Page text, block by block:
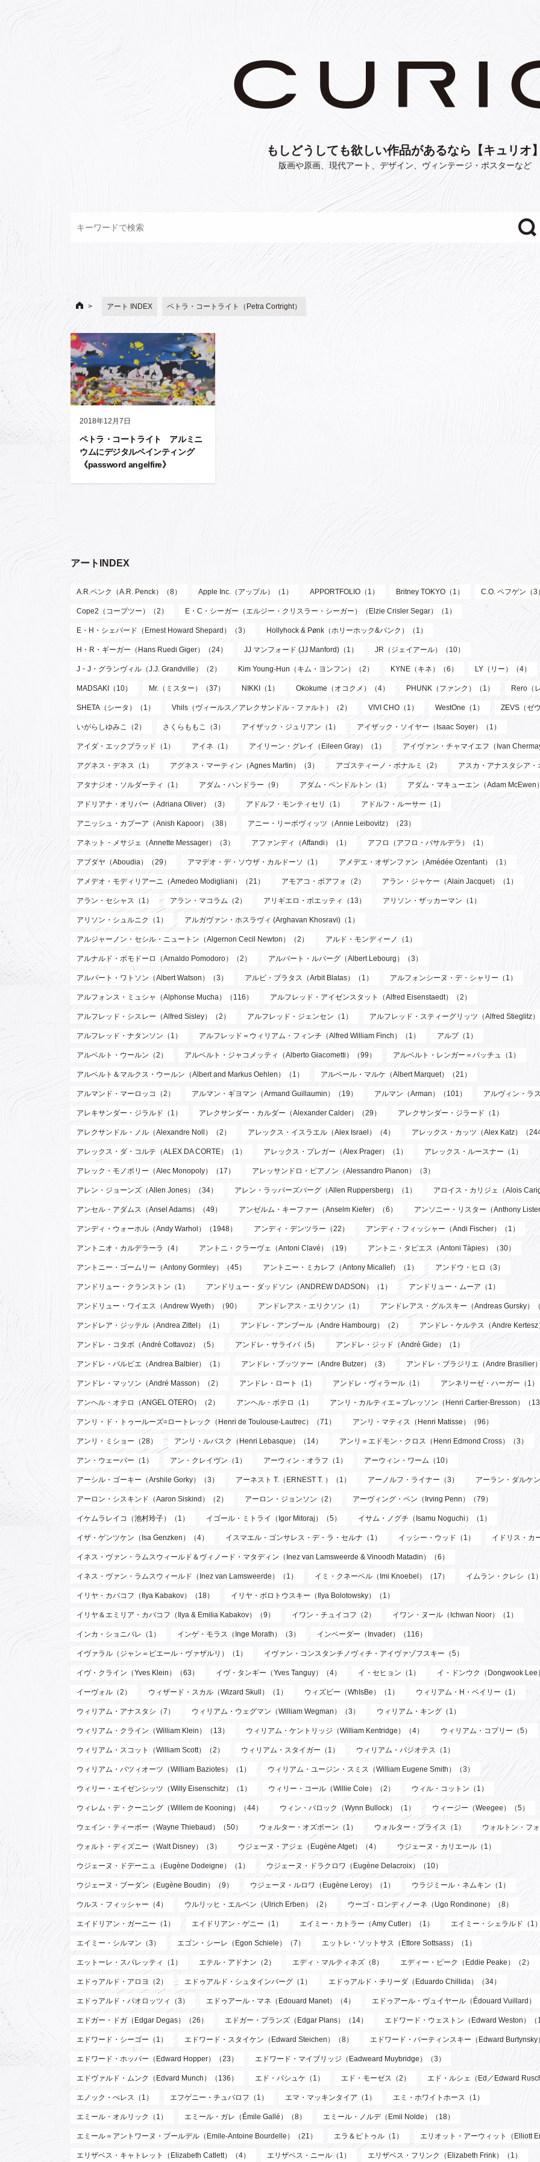
もしどうしても欲しい作品があるなら【キュリオ
版画や原画、現代アート、デザイン、ヴィンテージ・ポスターなど
アート INDEX ペトラ・コートライト（Petra Cortright）
2018年12月7日
ペトラ・コートライト アルミニ
ウムにデジタルペインティング
《password angelfire》
アートINDEX
A.R.ペンク（A.R. Penck）（8） Apple Inc.（アップル）（1） APPORTFOLIO（1） Britney TOKYO（1） C.O. ペフゲン（3
Cope2（コープツー）（2） E・C・シーガー（エルジー・クリスラー・シーガー）（Elzie Crisler Segar）（1）
E・H・シェパード（Ernest Howard Shepard）（3） Hollyhock & Pønk（ホリーホック&パンク）（1）
H・R・ギーガー（Hans Ruedi Giger）（24） JJ マンフォード (JJ Manford)（1） JR（ジェイアール）（10）
J・J・グランヴィル（J.J. Grandville）（2） Kim Young-Hun（キム・ヨンフン）（2） KYNE（キネ）（6） LY（リー）（4）
MADSAKI（10） Mr.（ミスター）（37） NIKKI（1） Okokume（オコクメ）（4） PHUNK（ファンク）（1） Rero（
SHETA（シータ）（1） Vhils（ヴィールス／アレクサンドル・ファルト）（2） VIVI CHO（1） WestOne（1） ZEVS（ゼ
いがらしゆみこ（2） さくらももこ（3） アイザック・ジュリアン（1） アイザック・ソイヤー（Isaac Soyer）（1）
アイダ・エックブラッド（1） アイネ（1） アイリーン・グレイ（Eileen Gray）（1） アイヴァン・チャマイエフ（Ivan
アグネス・デネス（1） アグネス・マーティン（Agnes Martin）（3） アゴスティーノ・ボナルミ（2） アスカ・アナスタシア
アタナジオ・ソルダーティ（1） アダム・ハンドラー（9） アダム・ペンドルトン（1） アダム・マキューエン（Adam McEwen
アドリアナ・オリバー（Adriana Oliver）（3） アドルフ・モンティセリ（1） アドルフ・ルーサー（1）
アニッシュ・カプーア（Anish Kapoor）（38） アニー・リーボヴィッツ（Annie Leibovitz）（23）
アネット・メサジェ（Annette Messager）（3） アファンディ（Affandi）（1） アフロ（アフロ・バサルデラ）（1）
アブダヤ（Aboudia）（29） アマデオ・デ・ソウザ・カルドーソ（1） アメデエ・オザンファン（Amédée Ozenfant）（1）
アメデオ・モディリアーニ（Amedeo Modigliani）（21） アモアコ・ボアフォ（2） アラン・ジャケー（Alain Jacquet）（1）
アラン・セシャス（1） アラン・マコラム（2） アリギエロ・ボエッティ（13） アリソン・ザッカーマン（1）
アリソン・シュルニク（1） アルガヴァン・ホスラヴィ (Arghavan Khosravi)（1）
アルジャーノン・セシル・ニュートン（Algernon Cecil Newton）（2） アルド・モンディーノ（1）
アルナルド・ポモドーロ（Arnaldo Pomodoro）（2） アルバート・ルバーグ（Albert Lebourg）（3）
アルバート・ワトソン（Albert Watson）（3） アルビ・ブラタス（Arbit Blatas）（1） アルフォンシーヌ・デ・シャリー（1）
アルフォンス・ミュシャ（Alphonse Mucha）（116） アルフレッド・アイゼンスタット（Alfred Eisenstaedt）（2）
アルフレッド・シスレー（Alfred Sisley）（2） アルフレッド・ジェンセン（1） アルフレッド・スティーグリッツ（Alfred Stieglitz
アルフレッド・ナタンソン（1） アルフレッド＝ウィリアム・フィンチ（Alfred William Finch）（1） アルプ（1）
アルベルト・ウールン（2） アルベルト・ジャコメッティ（Alberto Giacometti）（99） アルベルト・レンガー＝パッチュ（1）
アルベルト＆マルクス・ウールン（Albert and Markus Oehlen）（1） アルベール・マルケ（Albert Marquet）（21）
アルマンド・マーロッコ（2） アルマン・ギヨマン（Armand Guillaumin）（19） アルマン（Arman）（101） アルヴィン・ラ
アレキサンダー・ジラルド（1） アレクサンダー・カルダー（Alexander Calder）（29） アレクサンダー・ジラード（1）
アレクサンドル・ノル（Alexandre Noll）（2） アレックス・イスラエル（Alex Israel）（4） アレックス・カッツ（Alex Katz）（
アレックス・ダ・コルテ（ALEX DA CORTE）（1） アレックス・プレガー（Alex Prager）（1） アレックス・ルースナー（1）
アレック・モノポリー（Alec Monopoly）（17） アレッサンドロ・ピアノン（Alessandro Pianon）（3）
アレン・ジョーンズ（Allen Jones）（34） アレン・ラッパーズバーグ（Allen Ruppersberg）（1） アロイス・カリジェ（Alois
アンセル・アダムス（Ansel Adams）（49） アンゼルム・キーファー（Anselm Kiefer）（6） アンソニー・リスター（Anthony
アンディ・ウォーホル（Andy Warhol）（1948） アンディ・デンツラー（22） アンディ・フィッシャー（Andi Fischer）（1）
アントニオ・カルデラーラ（4） アントニ・クラーヴェ（Antoni Clavé）（19） アントニ・タピエス（Antoni Tàpies）（30）
アントニー・ゴームリー（Antony Gormley）（45） アントニー・ミカレフ（Antony Micallef）（1） アンドウ・ヒロ（3）
アンドリュー・クランストン（1） アンドリュー・ダッドソン（ANDREW DADSON）（1） アンドリュー・ムーア（1）
アンドリュー・ワイエス（Andrew Wyeth）（90） アンドレアス・エリクソン（1） アンドレアス・グルスキー（Andreas Gursky）
アンドレア・ジッテル（Andrea Zittel）（1） アンドレ・アンブール（Andre Hambourg）（2） アンドレ・ケルテス（Andre
アンドレ・コタボ（André Cottavoz）（5） アンドレ・サライバ（5） アンドレ・ジッド（André Gide）（1）
アンドレ・バルビエ（Andrea Balbier）（1） アンドレ・ブッツァー（Andre Butzer）（3） アンドレ・ブラジリエ（Andre Brasilier
アンドレ・マッソン（André Masson）（2） アンドレ・ロート（1） アンドレ・ヴィラール（1） アンネリーゼ・ハーガー（1）
アンヘル・オテロ（ANGEL OTERO）（2） アンヘル・ボテロ（1） アンリ・カルティエ＝ブレッソン（Henri Cartier-Bresson）（
アンリ・ド・トゥールーズ=ロートレック（Henri de Toulouse-Lautrec）（71） アンリ・マティス（Henri Matisse）（96）
アンリ・ミショー（28） アンリ・ルバスク（Henri Lebasque）（14） アンリ＝エドモン・クロス（Henri Edmond Cross）（3）
アン・ウェーバー（1） アン・クレイヴン（1） アーウィン・オラフ（1） アーウィン・ワーム（10）
アーシル・ゴーキー（Arshile Gorky）（3） アーネスト T.（ERNEST T. ）（1） アーノルフ・ライナー（3） アーラン・ダルケ
アーロン・シスキンド（Aaron Siskind）（2） アーロン・ジョンソン（2） アーヴィング・ペン（Irving Penn）（79）
イケムラレイコ（池村玲子）（1） イゴール・ミトライ（Igor Mitoraj）（5） イサム・ノグチ（Isamu Noguchi）（1）
イザ・ゲンツケン（Isa Genzken）（4） イスマエル・ゴンサレス・デ・ラ・セルナ（1） イッシー・ウッド（1） イドリス・カ
イネス・ヴァン・ラムスウィールド＆ヴィノード・マタディン（Inez van Lamsweerde & Vinoodh Matadin）（6）
イネス・ヴァン・ラムスウィールド（Inez van Lamsweerde）（1） イミ・クネーベル（Imi Knoebel）（17） イムラン・クレシ（1
イリヤ・カバコフ（Ilya Kabakov）（18） イリヤ・ボロトウスキー（Ilya Bolotowsky）（1）
イリヤ＆エミリア・カバコフ（Ilya & Emilia Kabakov）（9） イワン・チュイコフ（2） イワン・ヌール（Ichwan Noor）（1）
インカ・ショニバレ（1） インゲ・モラス（Inge Morath）（3） インベーダー（Invader）（116）
イヴァラル（ジャン＝ピエール・ヴァザルリ）（1） イヴァン・コンスタンチノヴィチ・アイヴァゾフスキー（5）
イヴ・クライン（Yves Klein）（63） イヴ・タンギー（Yves Tanguy）（4） イ・セヒョン（1） イ・ドンウク（Dongwook Lee
イーヴォル（2） ウィザード・スカル（Wizard Skull）（1） ウィズビー（WhIsBe）（1） ウィリアム・H・ベイリー（1）
ウィリアム・アナスタシ（7） ウィリアム・ウェグマン（William Wegman）（3） ウィリアム・キング（1）
ウィリアム・クライン（William Klein）（13） ウィリアム・ケントリッジ（William Kentridge）（4） ウィリアム・コプリー（5）
ウィリアム・スコット（William Scott）（2） ウィリアム・スタイガー（1） ウィリアム・バジオテス（1）
ウィリアム・バツィオーツ（William Baziotes）（1） ウィリアム・ユージン・スミス（William Eugene Smith）（3）
ウィリー・エイゼンシッツ（Willy Eisenschitz）（1） ウィリー・コール（Willie Cole）（2） ウィル・コットン（1）
ウィレム・デ・クーニング（Willem de Kooning）（44） ウィン・バロック（Wynn Bullock）（1） ウィージー（Weegee）（5）
ウェイン・ティーボー（Wayne Thiebaud）（50） ウォルター・オズボーン（1） ウォルター・プライス（1） ウォルトン・フ
ウォルト・ディズニー（Walt Disney）（3） ウジェーヌ・アジェ（Eugène Atget）（4） ウジェーヌ・カリエール（1）
ウジェーヌ・ドデーニュ（Eugène Dodeigne）（1） ウジェーヌ・ドラクロワ（Eugène Delacroix）（10）
ウジェーヌ・ブーダン（Eugène Boudin）（9） ウジェーヌ・ルロワ（Eugène Leroy）（1） ウラジミール・ネムキン（1）
ウルス・フィッシャー（4） ウルリッヒ・エルベン（Ulrich Erben）（2） ウーゴ・ロンディノーネ（Ugo Rondinone）（8）
エイドリアン・ガーニー（1） エイドリアン・ゲニー（1） エイミー・カトラー（Amy Cutler）（1） エイミー・シェラルド（1
エイミー・シルマン（3） エゴン・シーレ（Egon Schiele）（7） エットレ・ソットサス（Ettore Sottsass）（1）
エットーレ・スパレッティ（1） エテル・アドナン（2） エディ・マルティネズ（8） エディー・ピーク（Eddie Peake）（2）
エドゥアルド・アロヨ（2） エドゥアルド・シュタインバーグ（1） エドゥアルド・チリーダ（Eduardo Chillida）（34）
エドゥアルド・パオロッツィ（3） エドゥアール・マネ（Edouard Manet）（4） エドゥアール・ヴュイヤール（Édouard Vuillard）
エドガー・ドガ（Edgar Degas）（26） エドガー・プランズ（Edgar Plans）（14） エドワード・ウェストン（Edward Weston）（
エドワード・シーゴー（1） エドワード・スタイケン（Edward Steichen）（8） エドワード・バーティンスキー（Edward Burtynsky
エドワード・ホッパー（Edward Hopper）（23） エドワード・マイブリッジ（Eadweard Muybridge）（3）
エドヴァルド・ムンク（Edvard Munch）（136） エド・パシュケ（1） エド・モーゼス（2） エド・ルシェ（Ed／Edward
エノック・ぺレス（1） エフゲニー・チュバロフ（1） エマ・マッキンタイア（1） エミ・ホワイトホース（1）
エミール・オルリック（1） エミール・ガレ（Émile Gallé）（8） エミール・ノルデ（Emil Nolde）（18）
エミール＝アントワーヌ・ブールデル（Emile-Antoine Bourdelle）（21） エラ＆ピトゥル（1） エリオット・アーウィット（Elliott
エリザベス・キャトレット（Elizabeth Catlett）（4） エリザベス・ニール（1） エリザベス・フリンク（Elizabeth Frink）（1）